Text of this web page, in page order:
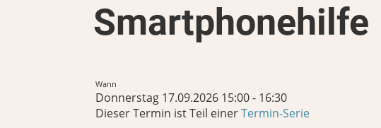
Smartphonehilfe
Wann
Donnerstag 17.09.2026 15:00 - 16:30
Dieser Termin ist Teil einerTermin-Serie